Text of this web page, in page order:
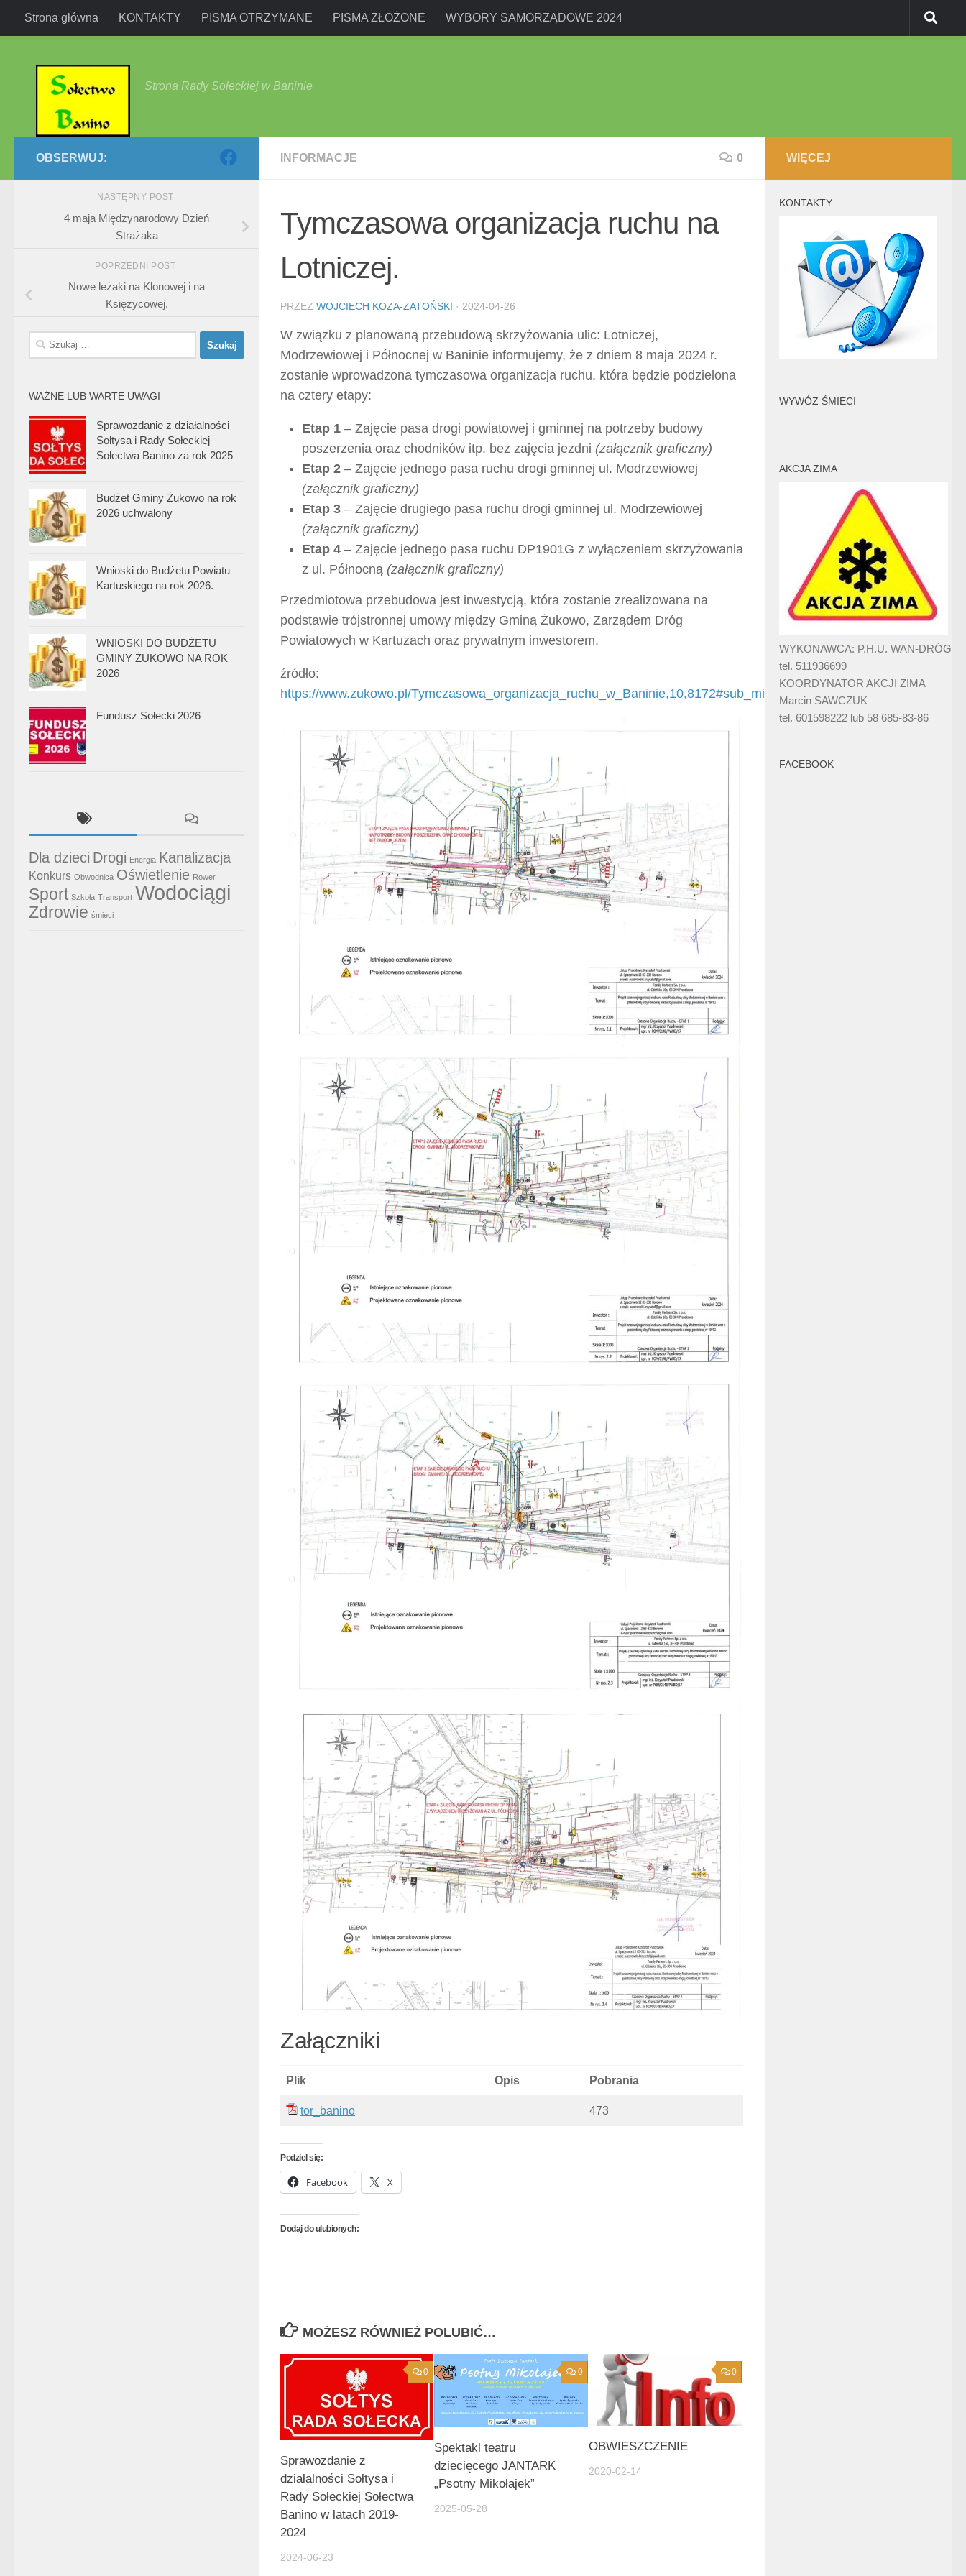
Przejdź do treści
Strona główna KONTAKTY PISMA OTRZYMANE PISMA ZŁOŻONE WYBORY SAMORZĄDOWE 2024
Strona Rady Sołeckiej w Baninie
INFORMACJE 0
Tymczasowa organizacja ruchu na
Lotniczej.
PRZEZ WOJCIECH KOZA-ZATOŃSKI · 2024-04-26
W związku z planowaną przebudową skrzyżowania ulic: Lotniczej,
Modrzewiowej i Północnej w Baninie informujemy, że z dniem 8 maja 2024 r.
zostanie wprowadzona tymczasowa organizacja ruchu, która będzie podzielona
na cztery etapy:
Etap 1 – Zajęcie pasa drogi powiatowej i gminnej na potrzeby budowy
poszerzenia oraz chodników itp. bez zajęcia jezdni (załącznik graficzny)
Etap 2 – Zajęcie jednego pasa ruchu drogi gminnej ul. Modrzewiowej
(załącznik graficzny)
Etap 3 – Zajęcie drugiego pasa ruchu drogi gminnej ul. Modrzewiowej
(załącznik graficzny)
Etap 4 – Zajęcie jednego pasa ruchu DP1901G z wyłączeniem skrzyżowania
z ul. Północną (załącznik graficzny)
Przedmiotowa przebudowa jest inwestycją, która zostanie zrealizowana na
podstawie trójstronnej umowy między Gminą Żukowo, Zarządem Dróg
Powiatowych w Kartuzach oraz prywatnym inwestorem.
źródło:
https://www.zukowo.pl/Tymczasowa_organizacja_ruchu_w_Baninie,10,8172#sub_mid
Załączniki
Plik Opis Pobrania
tor_banino 473
Podziel się:
Facebook X
Dodaj do ulubionych:
MOŻESZ RÓWNIEŻ POLUBIĆ…
0
Sprawozdanie z
działalności Sołtysa i
Rady Sołeckiej Sołectwa
Banino w latach 2019-
2024
2024-06-23
0
Spektakl teatru
dziecięcego JANTARK
„Psotny Mikołajek”
2025-05-28
0
OBWIESZCZENIE
2020-02-14
OBSERWUJ:
NASTĘPNY POST
4 maja Międzynarodowy Dzień
Strażaka
POPRZEDNI POST
Nowe leżaki na Klonowej i na
Księżycowej.
Szukaj:
WAŻNE LUB WARTE UWAGI
Sprawozdanie z działalności
Sołtysa i Rady Sołeckiej
Sołectwa Banino za rok 2025
Budżet Gminy Żukowo na rok
2026 uchwalony
Wnioski do Budżetu Powiatu
Kartuskiego na rok 2026.
WNIOSKI DO BUDŻETU
GMINY ŻUKOWO NA ROK
2026
Fundusz Sołecki 2026
Dla dzieci Drogi Energia Kanalizacja
Konkurs Obwodnica Oświetlenie Rower
Sport Szkoła Transport Wodociągi
Zdrowie śmieci
WIĘCEJ
KONTAKTY
WYWÓZ ŚMIECI
AKCJA ZIMA
WYKONAWCA: P.H.U. WAN-DRÓG
tel. 511936699
KOORDYNATOR AKCJI ZIMA
Marcin SAWCZUK
tel. 601598222 lub 58 685-83-86
FACEBOOK